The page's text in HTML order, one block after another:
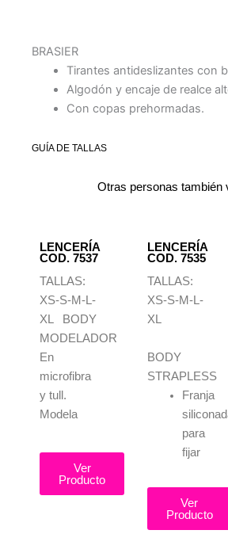
BRASIER
Tirantes antideslizantes con
Algodón y encaje de realce
Con copas prehormadas.
GUÍA DE TALLAS
Otras personas también
LENCERÍA
COD. 7537
TALLAS:
XS-S-M-L-
XL BODY
MODELADOR
En
microfibra
y tull.
Modela
Ver
Producto
LENCERÍA
COD. 7535
TALLAS:
XS-S-M-L-
XL
BODY
STRAPLESS
Franja
para
fijar
Ver
Producto